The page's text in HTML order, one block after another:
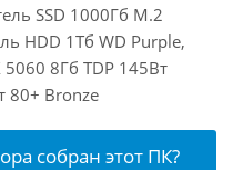
SSD 1000Гб M.2
HDD 1Тб WD Purple,
5060 8Гб TDP 145Вт
80+ Bronze
собран этот ПК?